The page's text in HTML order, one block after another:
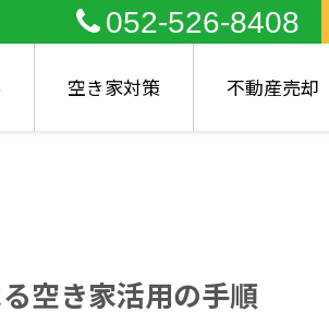
052-526-8408
空き家対策 不動産売却
空き家活用の手順